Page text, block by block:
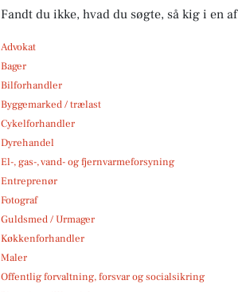
Fandt du ikke, hvad du søgte, så kig i en
Advokat
Bager
Bilforhandler
Byggemarked / trælast
Cykelforhandler
Dyrehandel
El-, gas-, vand- og fjernvarmeforsyning
Entreprenør
Fotograf
Guldsmed / Urmager
Køkkenforhandler
Maler
Offentlig forvaltning, forsvar og socialsikring